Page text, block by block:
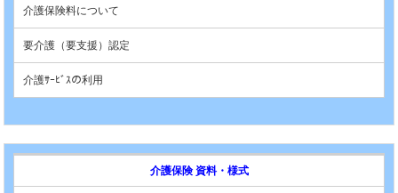
介護保険料について
要介護（要支援）認定
介護ｻｰﾋﾞｽの利用
介護保険 資料・様式